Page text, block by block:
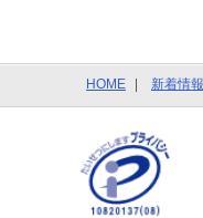
HOME 新着情報